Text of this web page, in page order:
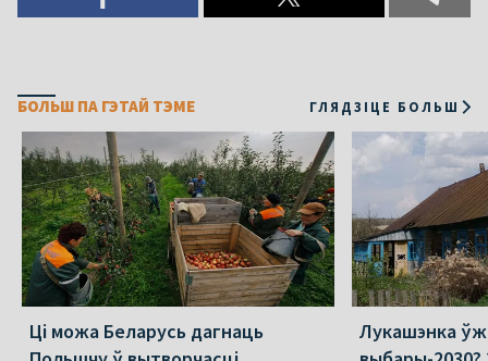
БОЛЬШ ПА ГЭТАЙ ТЭМЕ ГЛЯДЗІЦЕ БОЛЬШ
Ці можа Беларусь дагнаць
Лукашэнка